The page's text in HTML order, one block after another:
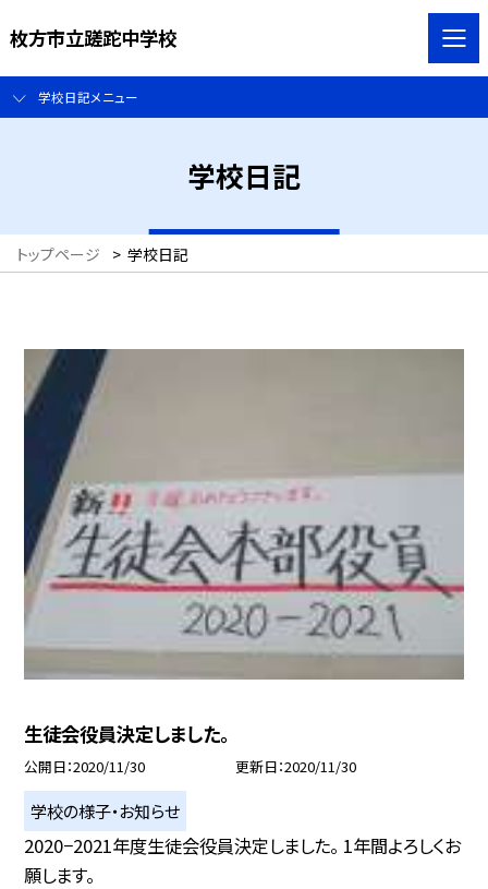
枚方市立蹉跎中学校
学校日記メニュー
学校日記
トップページ > 学校日記
生徒会役員決定しました。
公開日 2020/11/30 更新日 2020/11/30
学校の様子・お知らせ
2020−2021年度生徒会役員決定しました。 1年間よろしくお
願します。